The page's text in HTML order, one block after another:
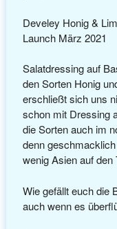
Develey Honig &
Launch März 2021
Salatdressing auf
den Sorten Honig
erschließt sich uns
schon mit Dressing
die Sorten auch im
denn
wenig Asien auf den
Wie gefällt euch die
auch wenn es